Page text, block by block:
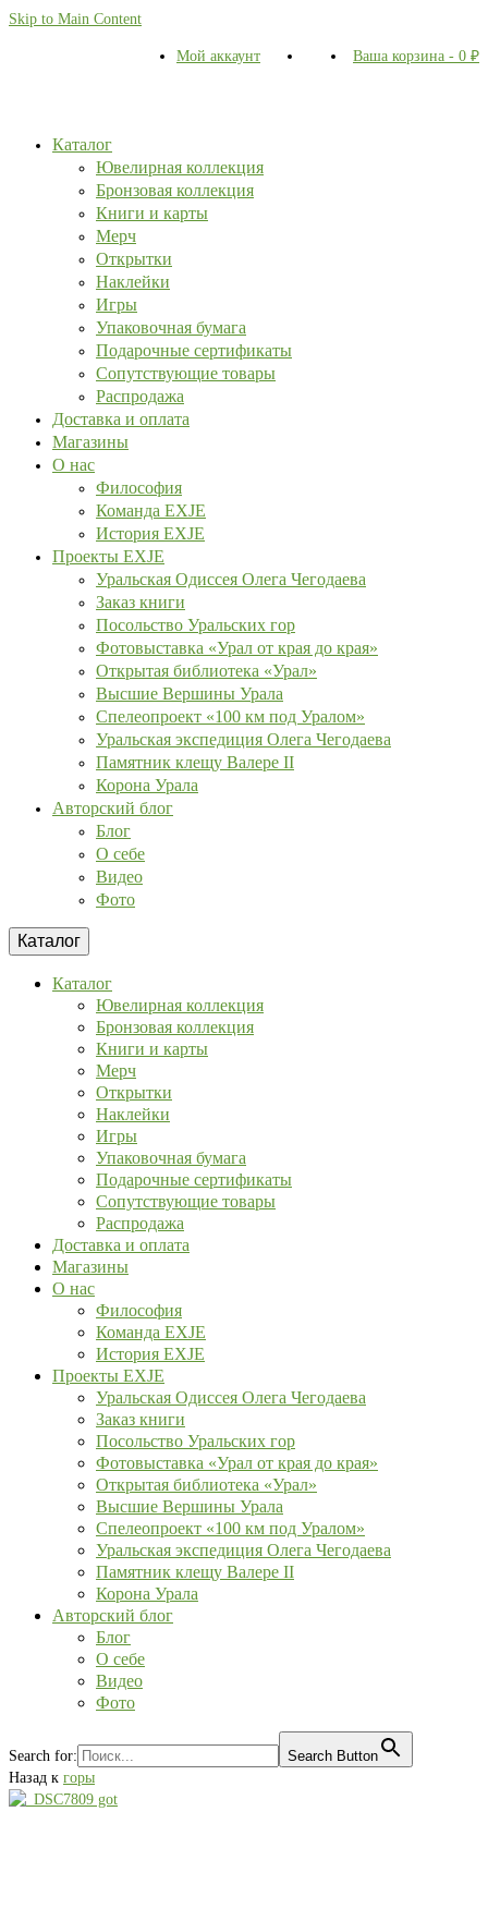
Skip to Main Content
Мой аккаунт Ваша корзина - 0 ₽
Каталог
Ювелирная коллекция
Бронзовая коллекция
Книги и карты
Мерч
Открытки
Наклейки
Игры
Упаковочная бумага
Подарочные сертификаты
Сопутствующие товары
Распродажа
Доставка и оплата
Магазины
О нас
Философия
Команда EXJE
История EXJE
Проекты EXJE
Уральская Одиссея Олега Чегодаева
Заказ книги
Посольство Уральских гор
Фотовыставка «Урал от края до края»
Открытая библиотека «Урал»
Высшие Вершины Урала
Спелеопроект «100 км под Уралом»
Уральская экспедиция Олега Чегодаева
Памятник клещу Валере II
Корона Урала
Авторский блог
Блог
О себе
Видео
Фото
Каталог
Каталог
Ювелирная коллекция
Бронзовая коллекция
Книги и карты
Мерч
Открытки
Наклейки
Игры
Упаковочная бумага
Подарочные сертификаты
Сопутствующие товары
Распродажа
Доставка и оплата
Магазины
О нас
Философия
Команда EXJE
История EXJE
Проекты EXJE
Уральская Одиссея Олега Чегодаева
Заказ книги
Посольство Уральских гор
Фотовыставка «Урал от края до края»
Открытая библиотека «Урал»
Высшие Вершины Урала
Спелеопроект «100 км под Уралом»
Уральская экспедиция Олега Чегодаева
Памятник клещу Валере II
Корона Урала
Авторский блог
Блог
О себе
Видео
Фото
Search for:
Search Button
Назад к горы